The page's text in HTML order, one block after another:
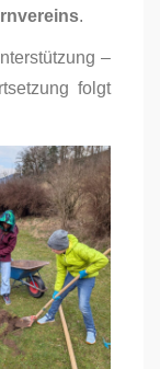
.
–
folgt